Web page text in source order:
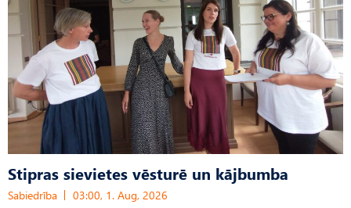
Stipras sievietes vēsturē un kājbumba
Sabiedrība 03:00, 1. Aug, 2026